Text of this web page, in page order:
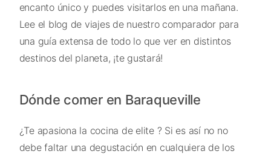
encanto único y puedes visitarlos en una mañana.
Lee el blog de viajes de nuestro comparador para
una guía extensa de todo lo que ver en distintos
destinos del planeta, ¡te gustará!
Dónde comer en Baraqueville
¿Te apasiona la cocina de elite ? Si es así no no
debe faltar una degustación en cualquiera de los